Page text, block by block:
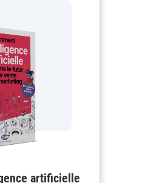
artificielle